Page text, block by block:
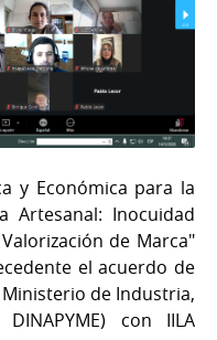
y Económica para la
Artesanal: Inocuidad
de Marca"
el acuerdo de
de Industria,
con IILA